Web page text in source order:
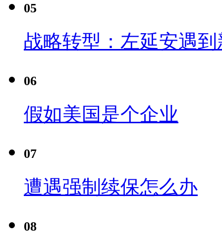
05
战略转型：左延安遇
06
假如美国是个企业
07
遭遇强制续保怎么办
08